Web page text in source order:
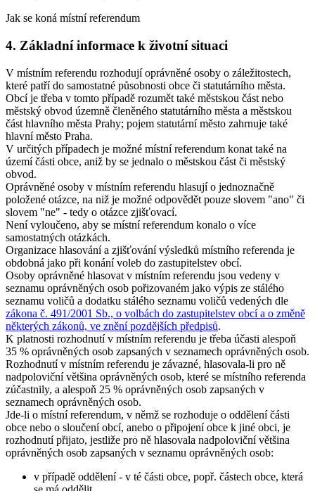
Jak se koná místní referendum
4. Základní informace k životní situaci
V místním referendu rozhodují oprávněné osoby o záležitostech,
které patří do samostatné působnosti obce či statutárního města.
Obcí je třeba v tomto případě rozumět také městskou část nebo
městský obvod územně členěného statutárního města a městskou
část hlavního města Prahy; pojem statutární město zahrnuje také
hlavní město Praha.
V určitých případech je možné místní referendum konat také na
území části obce, aniž by se jednalo o městskou část či městský
obvod.
Oprávněné osoby v místním referendu hlasují o jednoznačně
položené otázce, na niž je možné odpovědět pouze slovem "ano" či
slovem "ne" - tedy o otázce zjišťovací.
Není vyloučeno, aby se místní referendum konalo o více
samostatných otázkách.
Organizace hlasování a zjišťování výsledků místního referenda je
obdobná jako při konání voleb do zastupitelstev obcí.
Osoby oprávněné hlasovat v místním referendu jsou vedeny v
seznamu oprávněných osob pořizovaném jako výpis ze stálého
seznamu voličů a dodatku stálého seznamu voličů vedených dle
zákona č. 491/2001 Sb., o volbách do zastupitelstev obcí a o změně
některých zákonů, ve znění pozdějších předpisů.
K platnosti rozhodnutí v místním referendu je třeba účasti alespoň
35 % oprávněných osob zapsaných v seznamech oprávněných osob.
Rozhodnutí v místním referendu je závazné, hlasovala-li pro ně
nadpoloviční většina oprávněných osob, které se místního referenda
zúčastnily, a alespoň 25 % oprávněných osob zapsaných v
seznamech oprávněných osob.
Jde-li o místní referendum, v němž se rozhoduje o oddělení části
obce nebo o sloučení obcí, anebo o připojení obce k jiné obci, je
rozhodnutí přijato, jestliže pro ně hlasovala nadpoloviční většina
oprávněných osob zapsaných v seznamu oprávněných osob:
v případě oddělení - v té části obce, popř. částech obce, která